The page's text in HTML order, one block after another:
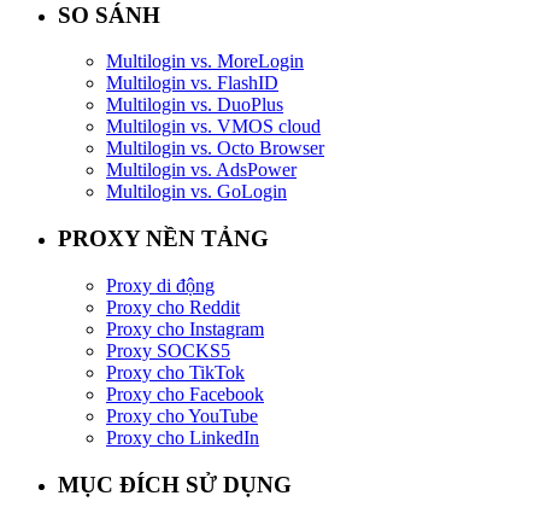
SO SÁNH
Multilogin vs. MoreLogin
Multilogin vs. FlashID
Multilogin vs. DuoPlus
Multilogin vs. VMOS cloud
Multilogin vs. Octo Browser
Multilogin vs. AdsPower
Multilogin vs. GoLogin
PROXY NỀN TẢNG
Proxy di động
Proxy cho Reddit
Proxy cho Instagram
Proxy SOCKS5
Proxy cho TikTok
Proxy cho Facebook
Proxy cho YouTube
Proxy cho LinkedIn
MỤC ĐÍCH SỬ DỤNG